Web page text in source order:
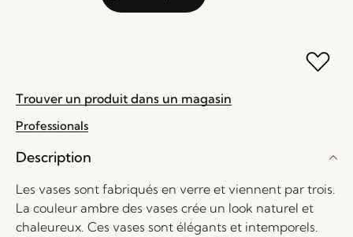
Trouver un produit dans un magasin
Professionals
Description
Les vases sont fabriqués en verre et viennent par trois.
La couleur ambre des vases crée un look naturel et
chaleureux. Ces vases sont élégants et intemporels.